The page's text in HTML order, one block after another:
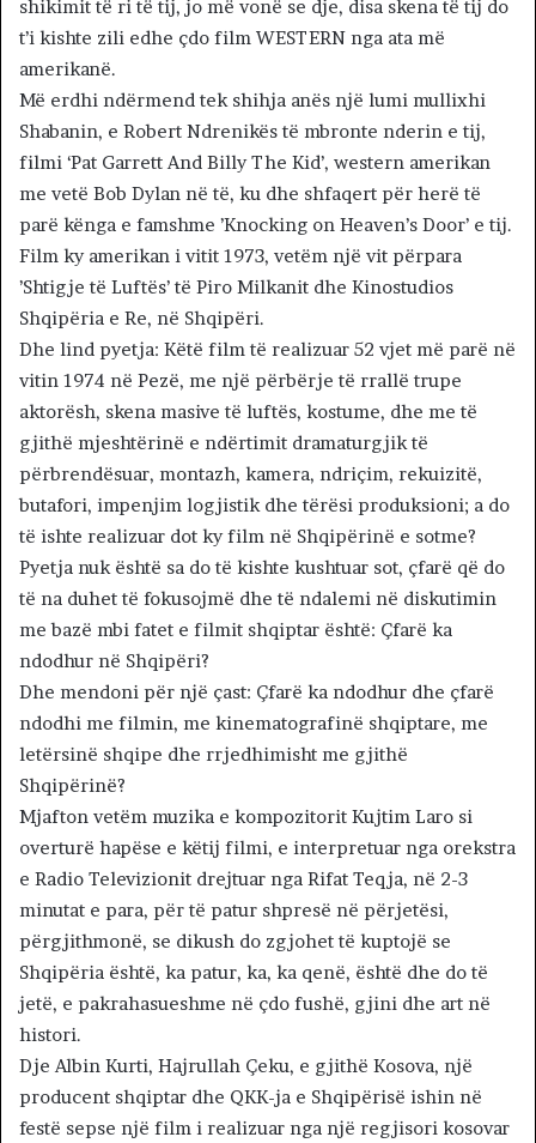
shikimit të ri të tij, jo më vonë se dje, disa skena të tij do
t’i kishte zili edhe çdo film WESTERN nga ata më
amerikanë.
Më erdhi ndërmend tek shihja anës një lumi mullixhi
Shabanin, e Robert Ndrenikës të mbronte nderin e tij,
filmi ‘Pat Garrett And Billy The Kid’, western amerikan
me vetë Bob Dylan në të, ku dhe shfaqert për herë të
parë kënga e famshme ’Knocking on Heaven’s Door’ e tij.
Film ky amerikan i vitit 1973, vetëm një vit përpara
’Shtigje të Luftës’ të Piro Milkanit dhe Kinostudios
Shqipëria e Re, në Shqipëri.
Dhe lind pyetja: Këtë film të realizuar 52 vjet më parë në
vitin 1974 në Pezë, me një përbërje të rrallë trupe
aktorësh, skena masive të luftës, kostume, dhe me të
gjithë mjeshtërinë e ndërtimit dramaturgjik të
përbrendësuar, montazh, kamera, ndriçim, rekuizitë,
butafori, impenjim logjistik dhe tërësi produksioni; a do
të ishte realizuar dot ky film në Shqipërinë e sotme?
Pyetja nuk është sa do të kishte kushtuar sot, çfarë që do
të na duhet të fokusojmë dhe të ndalemi në diskutimin
me bazë mbi fatet e filmit shqiptar është: Çfarë ka
ndodhur në Shqipëri?
Dhe mendoni për një çast: Çfarë ka ndodhur dhe çfarë
ndodhi me filmin, me kinematografinë shqiptare, me
letërsinë shqipe dhe rrjedhimisht me gjithë
Shqipërinë?
Mjafton vetëm muzika e kompozitorit Kujtim Laro si
overturë hapëse e këtij filmi, e interpretuar nga orekstra
e Radio Televizionit drejtuar nga Rifat Teqja, në 2-3
minutat e para, për të patur shpresë në përjetësi,
përgjithmonë, se dikush do zgjohet të kuptojë se
Shqipëria është, ka patur, ka, ka qenë, është dhe do të
jetë, e pakrahasueshme në çdo fushë, gjini dhe art në
histori.
Dje Albin Kurti, Hajrullah Çeku, e gjithë Kosova, një
producent shqiptar dhe QKK-ja e Shqipërisë ishin në
festë sepse një film i realizuar nga një regjisori kosovar